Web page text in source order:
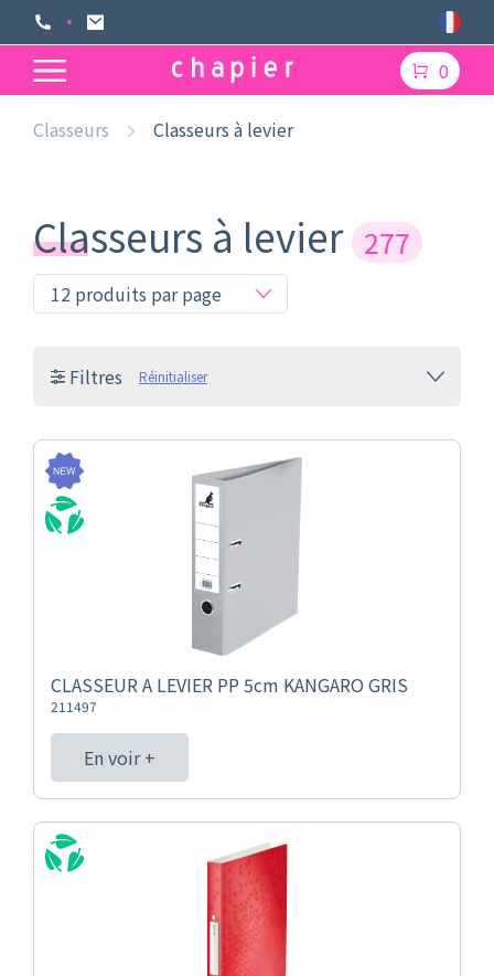
0
Classeurs Classeurs à levier
Classeurs à levier 277
Filtres Réinitialiser
CLASSEUR A LEVIER PP 5cm KANGARO GRIS
211497
En voir +